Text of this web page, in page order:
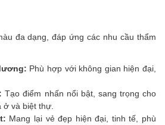
đa dạng, đáp ứng các nhu cầu thẩm
Phù hợp với không gian hiện đại,
Tạo điểm nhấn nổi bật, sang trọng cho
ở và biệt thự.
Mang lại vẻ đẹp hiện đại, tinh tế, phù